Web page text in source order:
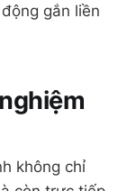
gắn liền
không chỉ